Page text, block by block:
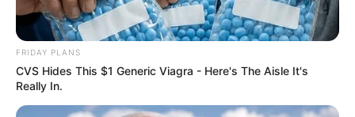
FRIDAY PLANS
CVS Hides This $1 Generic Viagra - Here's The Aisle It's
Really In.